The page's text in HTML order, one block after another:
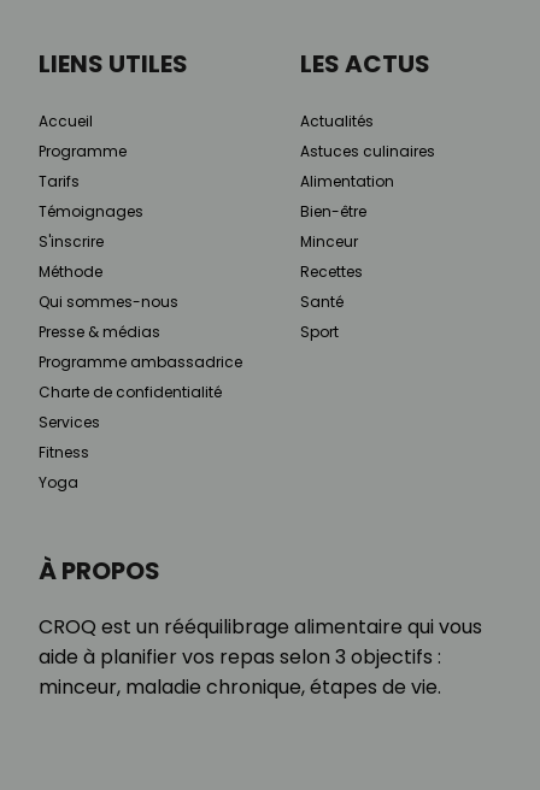
À PROPOS
CROQ est un rééquilibrage alimentaire qui vous
aide à planifier vos repas selon 3 objectifs :
minceur, maladie chronique, étapes de vie.
LIENS UTILES
Accueil
Programme
Tarifs
Témoignages
S'inscrire
Méthode
Qui sommes-nous
Presse & médias
Programme ambassadrice
Charte de confidentialité
Services
Fitness
Yoga
LES ACTUS
Actualités
Astuces culinaires
Alimentation
Bien-être
Minceur
Recettes
Santé
Sport